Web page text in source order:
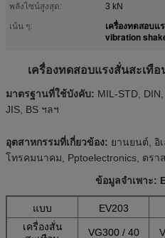
พลังไซน์สูงสุด:
3 kN
เน้น ๆ:
เครื่องทดสอบแ
vibration
เครื่องทดสอบแรงสั่นสะเทื
มาตรฐานที่ใช้บังคับ: MIL-STD,
JIS, BS ฯลฯ
อุตสาหกรรมที่เกี่ยวข้อง: ยานยนต์, อิ
โทรคมนาคม, Pptoelectronics, ตรา
ข้อมูลจำเพาะ:
แบบ EV203
เครื่องสั่น
VG300 / 40